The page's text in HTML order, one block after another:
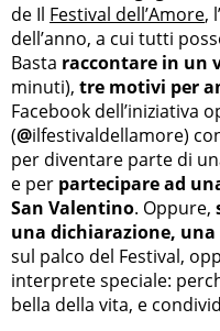
de Il Festival dell’Amore,
dell’anno, a cui tutti
Basta raccontare in un
minuti), tre motivi per
Facebook dell’iniziativa
(@ilfestivaldellamore)
per diventare parte di
e per partecipare ad
San Valentino. Oppure,
una dichiarazione, una
sul palco del Festival,
interprete speciale:
bella della vita, e